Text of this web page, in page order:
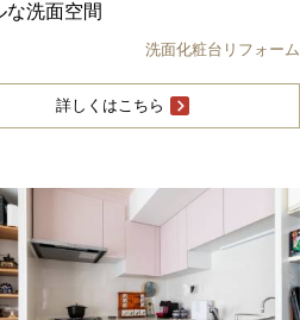
な洗面空間
洗面化粧台リフォーム
詳しくはこちら